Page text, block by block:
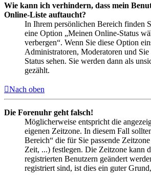
Wie kann ich verhindern, dass mein
Online-Liste auftaucht?
In Ihrem persönlichen Bereich finden
eine Option „Meinen Online-Status
verbergen“. Wenn Sie diese Option
Administratoren, Moderatoren und
Status sehen. Sie werden dann als
gezählt.
Nach oben
Die Forenuhr geht falsch!
Möglicherweise entspricht die
eigenen Zeitzone. In diesem Fall
Bereich“ die für Sie passende
Zeit, ...) festlegen. Die Zeitzone kann
registrierten Benutzern geändert
registriert sind, ist dies ein guter